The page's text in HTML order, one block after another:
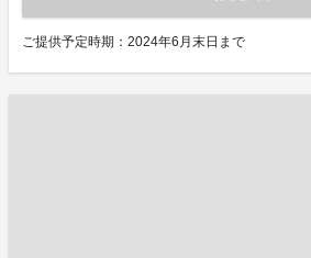
ご提供予定時期：2024年6月末日まで